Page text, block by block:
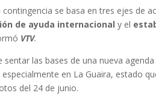
se basa en tres ejes de
de ayuda internacional y el
VTV.
las bases de una nueva
en La Guaira, estado
del 24 de junio.